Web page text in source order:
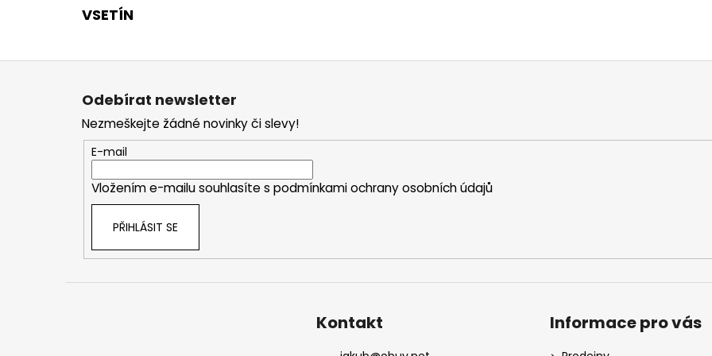
VSETÍN
Z
Odebírat newsletter
Nezmeškejte žádné novinky či slevy!
E-mail
Vložením e-mailu souhlasíte s podmínkami ochrany osobních údajů
PŘIHLÁSIT SE
Kontakt Informace pro vás